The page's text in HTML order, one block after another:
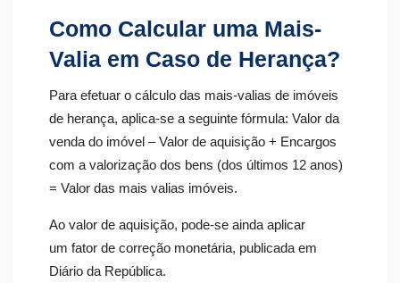
Como Calcular uma Mais-
Valia em Caso de Herança?
Para efetuar o cálculo das mais-valias de imóveis
de herança​, aplica-se a seguinte fórmula: Valor da
venda do imóvel – Valor de aquisição + Encargos
com a valorização dos bens (dos últimos 12 anos)
= Valor das mais valias imóveis.
Ao valor de aquisição, pode-se ainda aplicar
um fator de correção monetária, publicada em
Diário da República.